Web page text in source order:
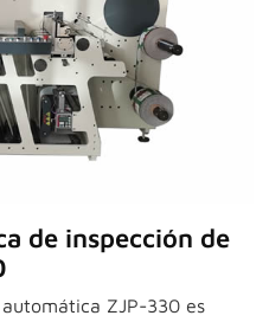
de inspección de
ZJP-330 es